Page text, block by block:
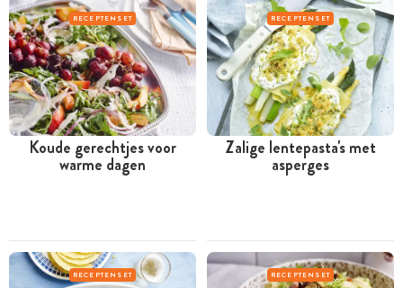
RECEPTENSET
Koude gerechtjes voor
warme dagen
RECEPTENSET
Zalige lentepasta's met
asperges
RECEPTENSET RECEPTENSET